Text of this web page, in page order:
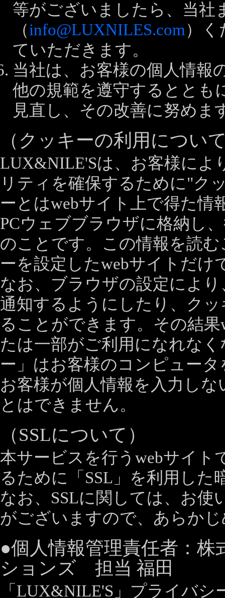
等がございましたら、当社
（info@LUXNILES.com）
ていただきます。
当社は、お客様の個人情報
他の規範を遵守するととも
見直し、その改善に努めま
（クッキーの利用につい
LUX&NILE'Sは、お客様によ
リティを確保するために"ク
ーとはwebサイト上で得た情
PCウェブブラウザに格納し
のことです。この情報を読
ーを設定したwebサイトだけ
なお、ブラウザの設定によ
通知するようにしたり、ク
ることができます。その結
たは一部がご利用になれな
ー」はお客様のコンピュー
お客様が個人情報を入力し
とはできません。
（SSLについて）
本サービスを行うwebサイト
るために「SSL」を利用した
なお、SSLに関しては、お使
がございますので、あらか
●個人情報管理責任者：
ションズ 担当 福田
「LUX&NILE'S」プライバ